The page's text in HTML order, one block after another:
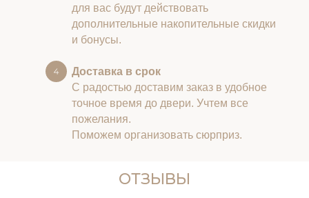
для вас будут действовать
дополнительные накопительные скидки
и бонусы.
Доставка в срок
С радостью доставим заказ в удобное
точное время до двери. Учтем все
пожелания.
Поможем организовать сюрприз.
ОТЗЫВЫ